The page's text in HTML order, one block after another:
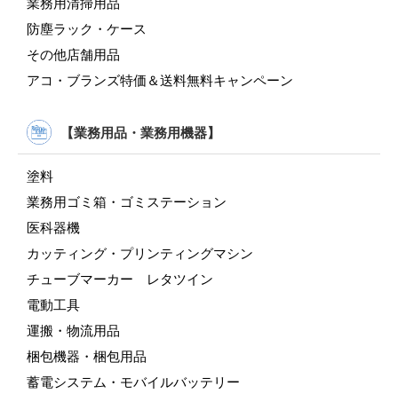
業務用清掃用品
防塵ラック・ケース
その他店舗用品
アコ・ブランズ特価＆送料無料キャンペーン
【業務用品・業務用機器】
塗料
業務用ゴミ箱・ゴミステーション
医科器機
カッティング・プリンティングマシン
チューブマーカー レタツイン
電動工具
運搬・物流用品
梱包機器・梱包用品
蓄電システム・モバイルバッテリー